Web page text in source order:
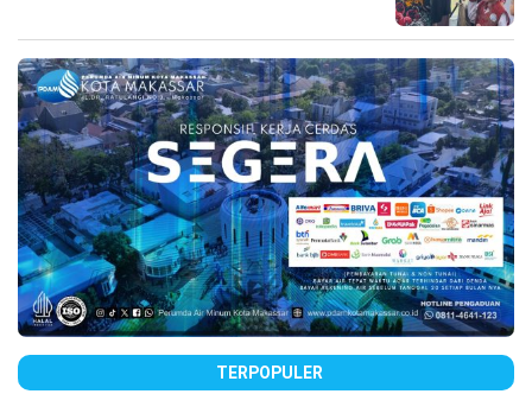
TERPOPULER